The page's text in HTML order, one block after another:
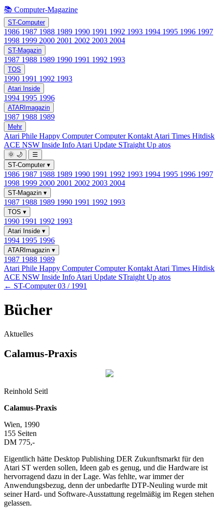
📚 Computer-Magazine
ST-Computer
1986 1987 1988 1989 1990 1991 1992 1993 1994 1995 1996 1997
1998 1999 2000 2001 2002 2003 2004
ST-Magazin
1987 1988 1989 1990 1991 1992 1993
TOS
1990 1991 1992 1993
Atari Inside
1994 1995 1996
ATARImagazin
1987 1988 1989
Mehr
Atari Phile Happy ComputerComputer Kontakt Atari Times Hitdisk
ACE NSW Inside Info Atari Update STraight Up atos
🌞 🌙
☰
ST-Computer ▾
1986 1987 1988 1989 1990 1991 1992 1993 1994 1995 1996 1997
1998 1999 2000 2001 2002 2003 2004
ST-Magazin ▾
1987 1988 1989 1990 1991 1992 1993
TOS ▾
1990 1991 1992 1993
Atari Inside ▾
1994 1995 1996
ATARImagazin ▾
1987 1988 1989
Atari Phile Happy ComputerComputer Kontakt Atari Times Hitdisk
ACE NSW Inside Info Atari Update STraight Up atos
← ST-Computer 03 / 1991
Bücher
Aktuelles
Calamus-Praxis
Reinhold Seitl
Calamus-Praxis
Wien, 1990
155 Seiten
DM 775,-
Eigentlich hätte Desktop Publishing DER Zukunftsmarkt für den
Atari ST werden sollen, Ideen gab es genug, und die Hardware ist
hervorragend dazu in der Lage. Was fehlte, war immer der
Anwendungsbezug, denn der unbedarfte DTP-Neuling wurde mit
seiner Hard- und Software-Ausstattung regelmäßig im Regen stehen
gelassen.